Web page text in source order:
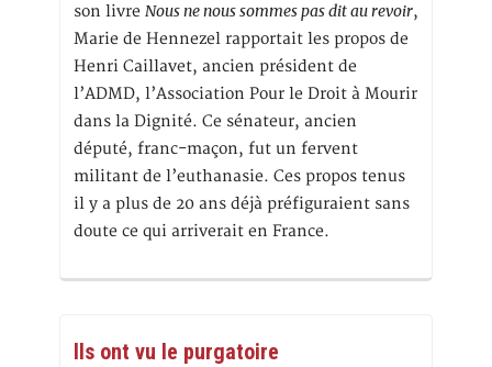
son livre Nous ne nous sommes pas dit au revoir,
Marie de Hennezel rapportait les propos de
Henri Caillavet, ancien président de
l’ADMD, l’Association Pour le Droit à Mourir
dans la Dignité. Ce sénateur, ancien
député, franc-maçon, fut un fervent
militant de l’euthanasie. Ces propos tenus
il y a plus de 20 ans déjà préfiguraient sans
doute ce qui arriverait en France.
Ils ont vu le purgatoire